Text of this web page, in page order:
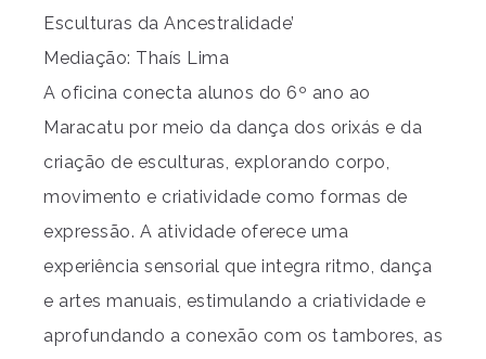
Esculturas da Ancestralidade’
Mediação: Thaís Lima
A oficina conecta alunos do 6º ano ao
Maracatu por meio da dança dos orixás e da
criação de esculturas, explorando corpo,
movimento e criatividade como formas de
expressão. A atividade oferece uma
experiência sensorial que integra ritmo, dança
e artes manuais, estimulando a criatividade e
aprofundando a conexão com os tambores, as